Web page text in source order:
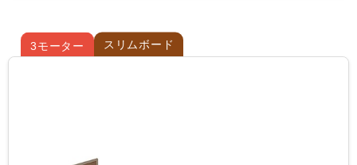
3モーター スリムボード